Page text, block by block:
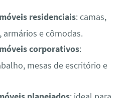
residenciais: camas,
armários e cômodas.
corporativos:
mesas de escritório e